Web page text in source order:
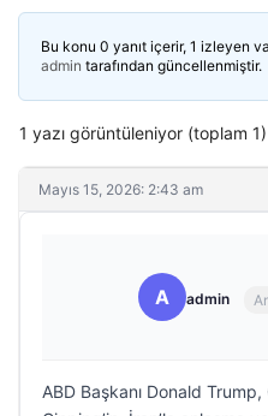
Bu konu 0 yanıt içerir, 1 izleyen
admin tarafından güncellenmiştir.
1 yazı görüntüleniyor (toplam 1)
Mayıs 15, 2026: 2:43 am
A admin
ABD Başkanı Donald